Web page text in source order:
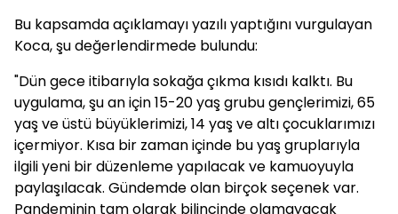
Bu kapsamda açıklamayı yazılı yaptığını vurgulayan
Koca, şu değerlendirmede bulundu:
"Dün gece itibarıyla sokağa çıkma kısıdı kalktı. Bu
uygulama, şu an için 15-20 yaş grubu gençlerimizi, 65
yaş ve üstü büyüklerimizi, 14 yaş ve altı çocuklarımızı
içermiyor. Kısa bir zaman içinde bu yaş gruplarıyla
ilgili yeni bir düzenleme yapılacak ve kamuoyuyla
paylaşılacak. Gündemde olan birçok seçenek var.
Pandeminin tam olarak bilincinde olamayacak